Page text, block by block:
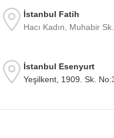
İstanbul Fatih
Hacı Kadın, Muhabir
İstanbul Esenyurt
Yeşilkent, 1909. Sk.